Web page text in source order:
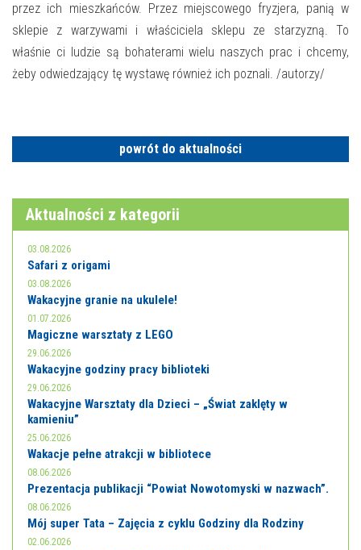
E-INFORMATOR
O NAS
przez ich mieszkańców. Przez miejscowego fryzjera, panią w
sklepie z warzywami i właściciela sklepu ze starzyzną. To
właśnie ci ludzie są bohaterami wielu naszych prac i chcemy,
żeby odwiedzający tę wystawę również ich poznali. /autorzy/
powrót do aktualności
Aktualności z kategorii
03.08.2026
Safari z origami
03.08.2026
Wakacyjne granie na ukulele!
01.07.2026
Magiczne warsztaty z LEGO
29.06.2026
Wakacyjne godziny pracy biblioteki
29.06.2026
Wakacyjne Warsztaty dla Dzieci – „Świat zaklęty w
kamieniu”
25.06.2026
Wakacje pełne atrakcji w bibliotece
08.06.2026
Prezentacja publikacji “Powiat Nowotomyski w nazwach”.
08.06.2026
Mój super Tata – Zajęcia z cyklu Godziny dla Rodziny
02.06.2026